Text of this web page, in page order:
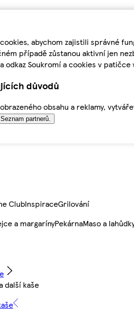
abychom zajistili správné
případě zůstanou aktivní jen
odkaz Soukromí a cookies v patičce
důvodů
obsahu a reklamy,
Seznam partnerů.
ClubInspiraceGrilování
a margarínyPekárnaMaso a
další kaše